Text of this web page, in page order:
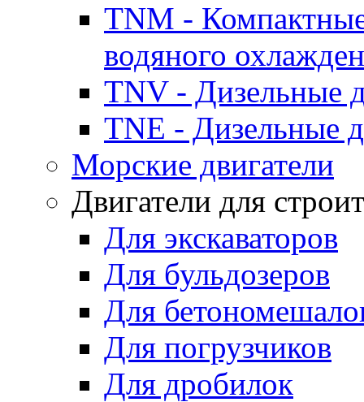
TNM -
водяного
TNV - Дизельные
TNE - Дизельные
Морские двигатели
Двигатели для
Для экскаваторов
Для бульдозеров
Для
Для погрузчиков
Для дробилок